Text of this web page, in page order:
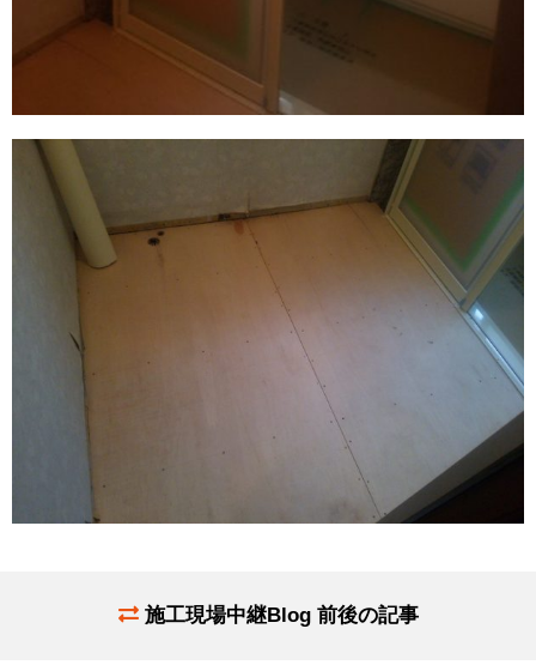
施工現場中継Blog 前後の記事